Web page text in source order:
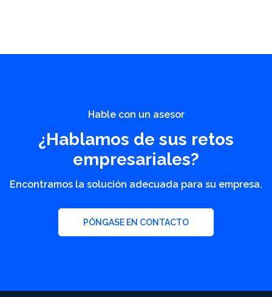
Hable con un asesor
¿Hablamos de sus retos
empresariales?
Encontramos la solución adecuada para su empresa.
PÓNGASE EN CONTACTO